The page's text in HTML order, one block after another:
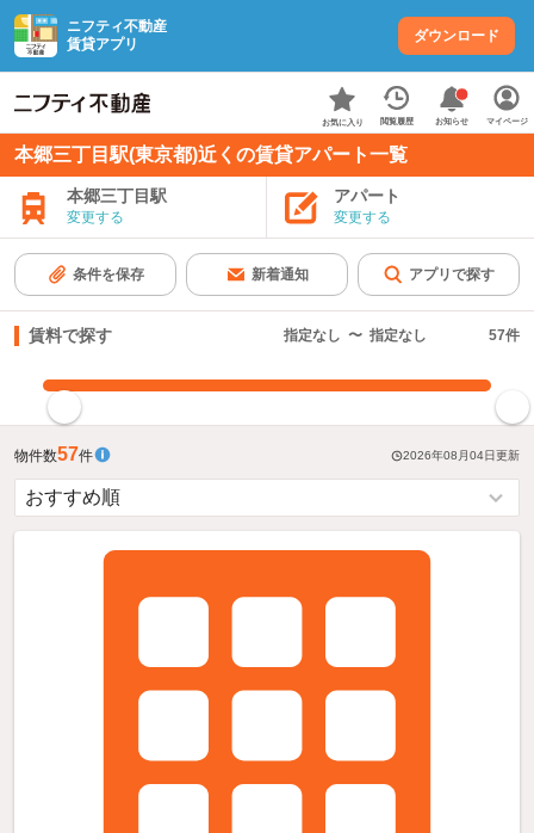
ニフティ不動産
賃貸アプリ
ダウンロード
お気に入り 閲覧履歴 お知らせ マイページ
本郷三丁目駅(東京都)近くの賃貸アパート一覧
本郷三丁目駅
変更する
アパート
変更する
条件を保存 新着通知 アプリで探す
賃料で探す 指定なし 〜 指定なし 57件
物件数57件 2026年08月04日更新